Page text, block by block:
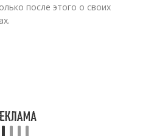
после этого о своих